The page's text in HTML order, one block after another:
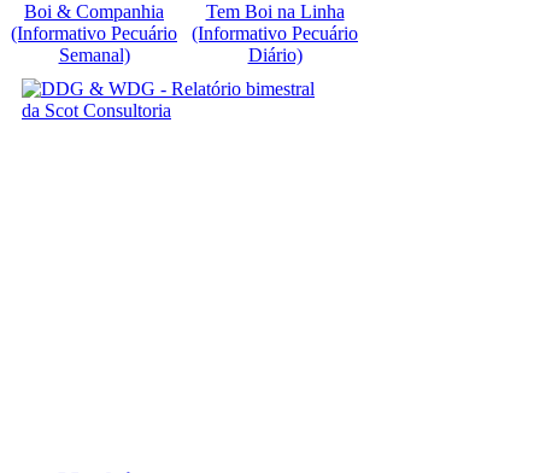
Boi & Companhia
(Informativo Pecuário
Semanal)
Tem Boi na Linha
(Informativo Pecuário
Diário)